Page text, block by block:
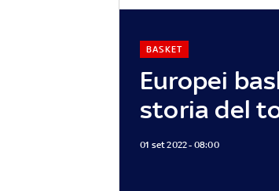
Europei
storia del
BASKET
01 set 2022 - 08:00